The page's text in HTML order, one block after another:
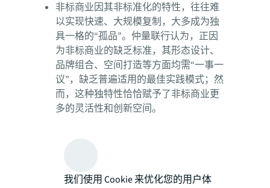
非标商业因其非标准化的特性，往往难
以实现快速、大规模复制，大多成为独
具一格的“孤品”。仲量联行认为，正因
为非标商业的缺乏标准，其形态设计、
品牌组合、空间打造等方面均需“一事一
议”，缺乏普遍适用的最佳实践模式；然
而，这种独特性恰恰赋予了非标商业更
多的灵活性和创新空间。
键课题；此外，在当前的市场中，非标
我们使用 Cookie 来优化您的用户体